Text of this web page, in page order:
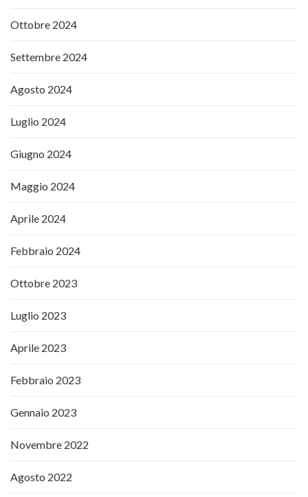
Ottobre 2024
Settembre 2024
Agosto 2024
Luglio 2024
Giugno 2024
Maggio 2024
Aprile 2024
Febbraio 2024
Ottobre 2023
Luglio 2023
Aprile 2023
Febbraio 2023
Gennaio 2023
Novembre 2022
Agosto 2022